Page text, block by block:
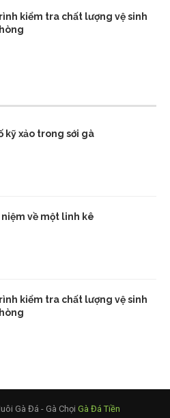
kiểm tra chất lượng vệ sinh
kỹ xảo trong sới gà
niệm về một linh kê
kiểm tra chất lượng vệ sinh
Gà Đá - Gà Chọi Gà Đá Tiền